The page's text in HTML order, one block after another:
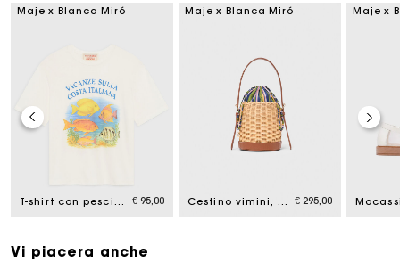
Maje x Blanca Miró
T-shirt con pesci stampati € 95,00
Maje x Blanca Miró
Cestino vimini, pochette stampata € 295,00
Maje x
Vi piacera anche